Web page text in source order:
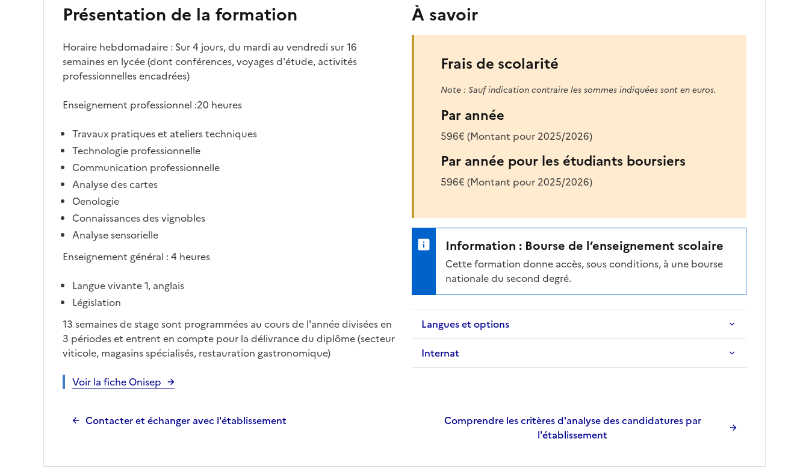
Présentation de la formation
Horaire hebdomadaire : Sur 4 jours, du mardi au vendredi sur 16
semaines en lycée (dont conférences, voyages d'étude, activités
professionnelles encadrées)
Enseignement professionnel :20 heures
Travaux pratiques et ateliers techniques
Technologie professionnelle
Communication professionnelle
Analyse des cartes
Oenologie
Connaissances des vignobles
Analyse sensorielle
Enseignement général : 4 heures
Langue vivante 1, anglais
Législation
13 semaines de stage sont programmées au cours de l'année divisées en
3 périodes et entrent en compte pour la délivrance du diplôme (secteur
viticole, magasins spécialisés, restauration gastronomique)
Voir la fiche Onisep
À savoir
Frais de scolarité
Note : Sauf indication contraire les sommes indiquées sont en euros.
Par année
596€ (Montant pour 2025/2026)
Par année pour les étudiants boursiers
596€ (Montant pour 2025/2026)
Information : Bourse de l’enseignement scolaire
Cette formation donne accès, sous conditions, à une bourse
nationale du second degré.
Langues et options
Internat
Contacter et échanger avec l'établissement
Comprendre les critères d'analyse des candidatures par
l'établissement